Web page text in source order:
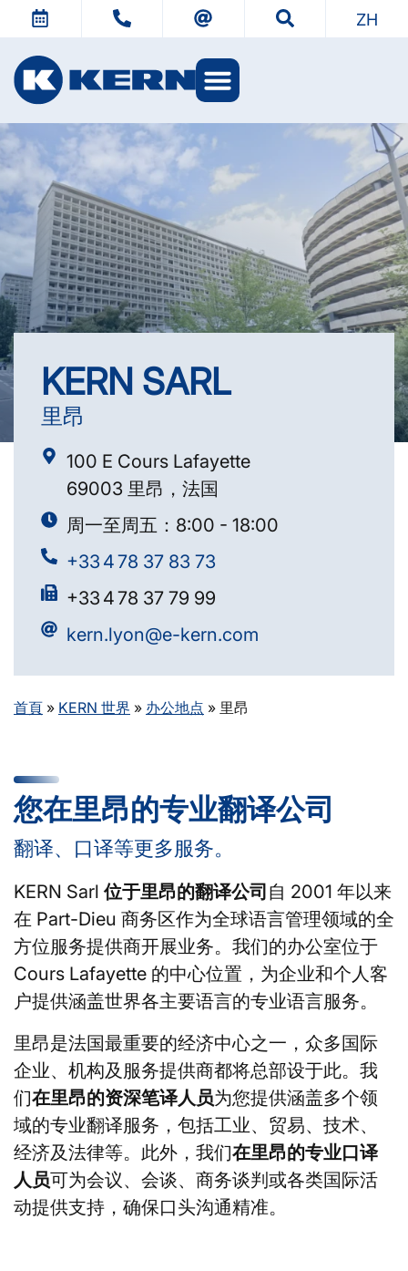
ZH
KERN SARL
里昂
100 E Cours Lafayette
69003 里昂，法国
周一至周五：8:00 - 18:00
+33 4 78 37 83 73
+33 4 78 37 79 99
kern.lyon@e-kern.com
首頁 » KERN 世界 » 办公地点 » 里昂
您在里昂的专业翻译公司
翻译、口译等更多服务。
KERN Sarl 位于里昂的翻译公司 自 2001 年以来
在 Part-Dieu 商务区作为全球语言管理领域的全
方位服务提供商开展业务。我们的办公室位于
Cours Lafayette 的中心位置，为企业和个人客
户提供涵盖世界各主要语言的专业语言服务。
里昂是法国最重要的经济中心之一，众多国际
企业、机构及服务提供商都将总部设于此。我
们在里昂的资深笔译人员为您提供涵盖多个领
域的专业翻译服务，包括工业、贸易、技术、
经济及法律等。此外，我们在里昂的专业口译
人员可为会议、会谈、商务谈判或各类国际活
动提供支持，确保口头沟通精准。